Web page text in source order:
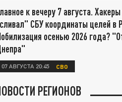
к вечеру 7 августа.
СБУ координаты целей в
осенью 2026 года?
07 АВГУСТА 20:45 СВО
РЕГИОНОВ